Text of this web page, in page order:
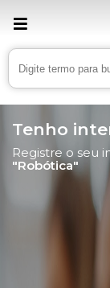
Tenho
Registre o seu
"Robótica"